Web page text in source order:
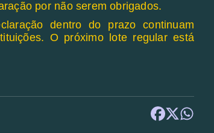
por não serem obrigados.
dentro do prazo continuam
O próximo lote regular está